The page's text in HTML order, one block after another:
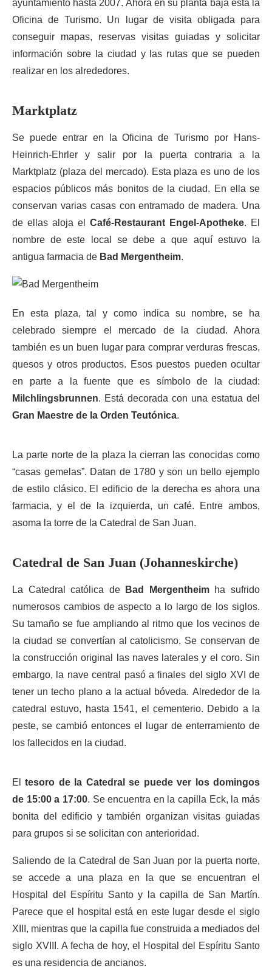
ayuntamiento hasta 2007. Ahora en su planta baja está la
Oficina de Turismo. Un lugar de visita obligada para
conseguir mapas, reservas visitas guiadas y solicitar
información sobre la ciudad y las rutas que se pueden
realizar en los alrededores.
Marktplatz
Se puede entrar en la Oficina de Turismo por Hans-
Heinrich-Ehrler y salir por la puerta contraria a la
Marktplatz (plaza del mercado). Esta plaza es uno de los
espacios públicos más bonitos de la ciudad. En ella se
conservan varias casas con entramado de madera. Una
de ellas aloja el Café-Restaurant Engel-Apotheke. El
nombre de este local se debe a que aquí estuvo la
antigua farmacia de Bad Mergentheim.
En esta plaza, tal y como indica su nombre, se ha
celebrado siempre el mercado de la ciudad. Ahora
también es un buen lugar para comprar verduras frescas,
quesos y otros productos. Esos puestos pueden ocultar
en parte a la fuente que es símbolo de la ciudad:
Milchlingsbrunnen. Está decorada con una estatua del
Gran Maestre de la Orden Teutónica.
La parte norte de la plaza la cierran las conocidas como
“casas gemelas”. Datan de 1780 y son un bello ejemplo
de estilo clásico. El edificio de la derecha es ahora una
farmacia, y el de la izquierda, un café. Entre ambos,
asoma la torre de la Catedral de San Juan.
Catedral de San Juan (Johanneskirche)
La Catedral católica de Bad Mergentheimha sufrido
numerosos cambios de aspecto a lo largo de los siglos.
Su tamaño se fue ampliando al ritmo que los vecinos de
la ciudad se convertían al catolicismo. Se conservan de
la construcción original las naves laterales y el coro. Sin
embargo, la nave central pasó a finales del siglo XVI de
tener un techo plano a la actual bóveda. Alrededor de la
catedral estuvo, hasta 1541, el cementerio. Debido a la
peste, se cambió entonces el lugar de enterramiento de
los fallecidos en la ciudad.
Eltesoro de la Catedral se puede ver los domingos
de 15:00 a 17:00. Se encuentra en la capilla Eck, la más
bonita del edificio y también organizan visitas guiadas
para grupos si se solicitan con anterioridad.
Saliendo de la Catedral de San Juan por la puerta norte,
se accede a una plaza en la que se encuentran el
Hospital del Espíritu Santo y la capilla de San Martín.
Parece que el hospital está en este lugar desde el siglo
XIII, mientras que la capilla fue construida a mediados del
siglo XVIII. A fecha de hoy, el Hospital del Espíritu Santo
es una residencia de ancianos.